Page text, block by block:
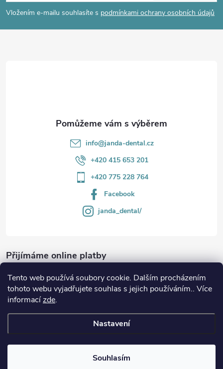
Tento web používá soubory cookie. Dalším procházením
tohoto webu vyjadřujete souhlas s jejich používáním.. Více
informacízde.
Nastavení
Souhlasím
pVložením e-mailu souhlasíte s podmínkami ochrany osobních údajů
info@janda-dental.cz
+420 415 653 201
+420 775 228 764
Facebook
janda_dental/
Přijímáme online platby
Copyright 2026JANDA-DENTAL.cz. Všechna práva vyhrazena.